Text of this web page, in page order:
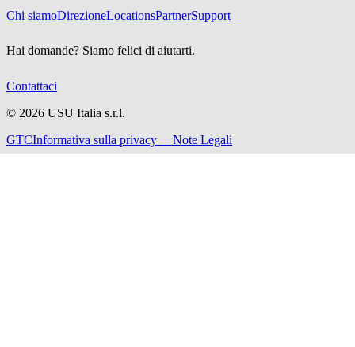
Chi siamoDirezioneLocationsPartnerSupport
Hai domande? Siamo felici di aiutarti.
Contattaci
© 2026 USU Italia s.r.l.
GTCInformativa sulla privacy Note Legali